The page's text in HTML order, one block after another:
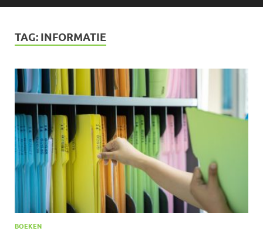
TAG: INFORMATIE
BOEKEN